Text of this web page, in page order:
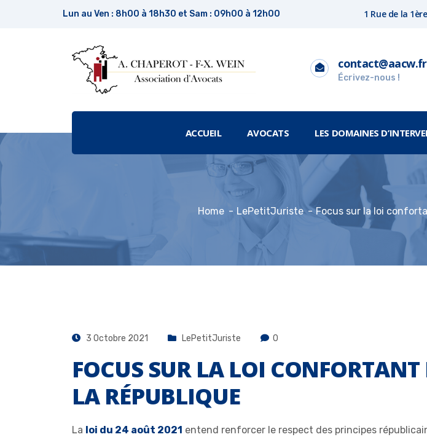
Lun au Ven : 8h00 à 18h30 et Sam : 09h00 à 12h00 1 Rue de la
contact@aacw.fr
Écrivez-nous !
ACCUEIL AVOCATS LES DOMAINES
Home LePetitJuriste Focus sur la loi
3 Octobre 2021 LePetitJuriste 0
FOCUS SUR LA LOI CONFORTANT
LA RÉPUBLIQUE
La loi du 24 août 2021 entend renforcer le respect des principes